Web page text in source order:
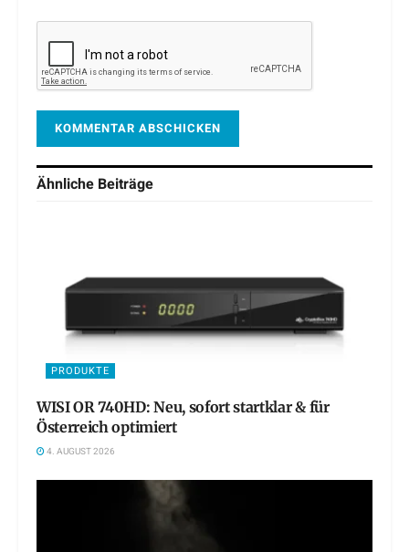
Ähnliche Beiträge
PRODUKTE
WISI OR 740HD: Neu, sofort startklar & für
Österreich optimiert
4. AUGUST 2026